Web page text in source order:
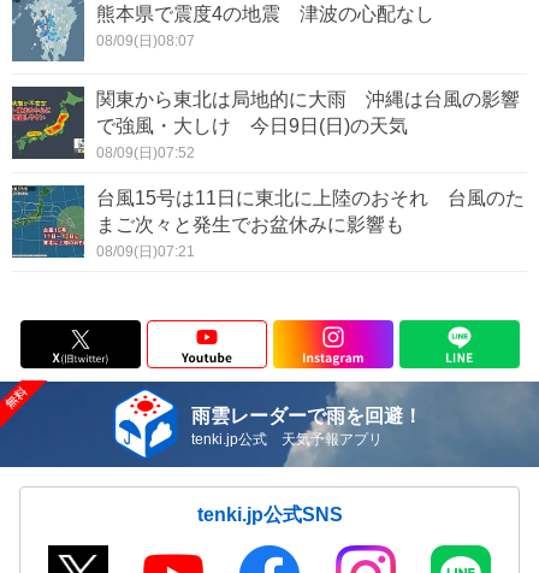
熊本県で震度4の地震 津波の心配なし
08/09(日)08:07
関東から東北は局地的に大雨 沖縄は台風の影響
で強風・大しけ 今日9日(日)の天気
08/09(日)07:52
台風15号は11日に東北に上陸のおそれ 台風のた
まご次々と発生でお盆休みに影響も
08/09(日)07:21
雨雲レーダーで雨を回避！
tenki.jp公式 天気予報アプリ
tenki.jp公式SNS